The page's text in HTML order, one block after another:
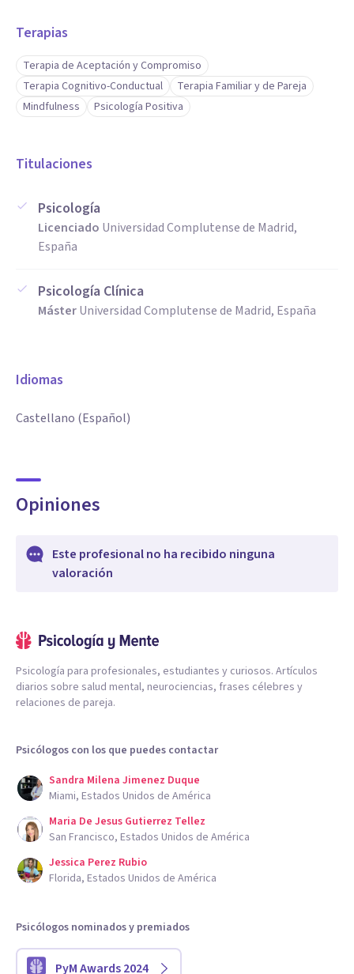
Terapias
Terapia de Aceptación y Compromiso
Terapia Cognitivo-Conductual
Terapia Familiar y de Pareja
Mindfulness
Psicología Positiva
Titulaciones
Psicología
Licenciado Universidad Complutense de Madrid,
España
Psicología Clínica
MásterUniversidad Complutense de Madrid, España
Idiomas
Castellano (Español)
Opiniones
Este profesional no ha recibido ninguna
valoración
Psicología para profesionales, estudiantes y curiosos. Artículos
diarios sobre salud mental, neurociencias, frases célebres y
relaciones de pareja.
Psicólogos con los que puedes contactar
Sandra Milena Jimenez Duque
Miami, Estados Unidos de América
Maria De Jesus Gutierrez Tellez
San Francisco, Estados Unidos de América
Jessica Perez Rubio
Florida, Estados Unidos de América
Psicólogos nominados y premiados
PyM Awards 2024